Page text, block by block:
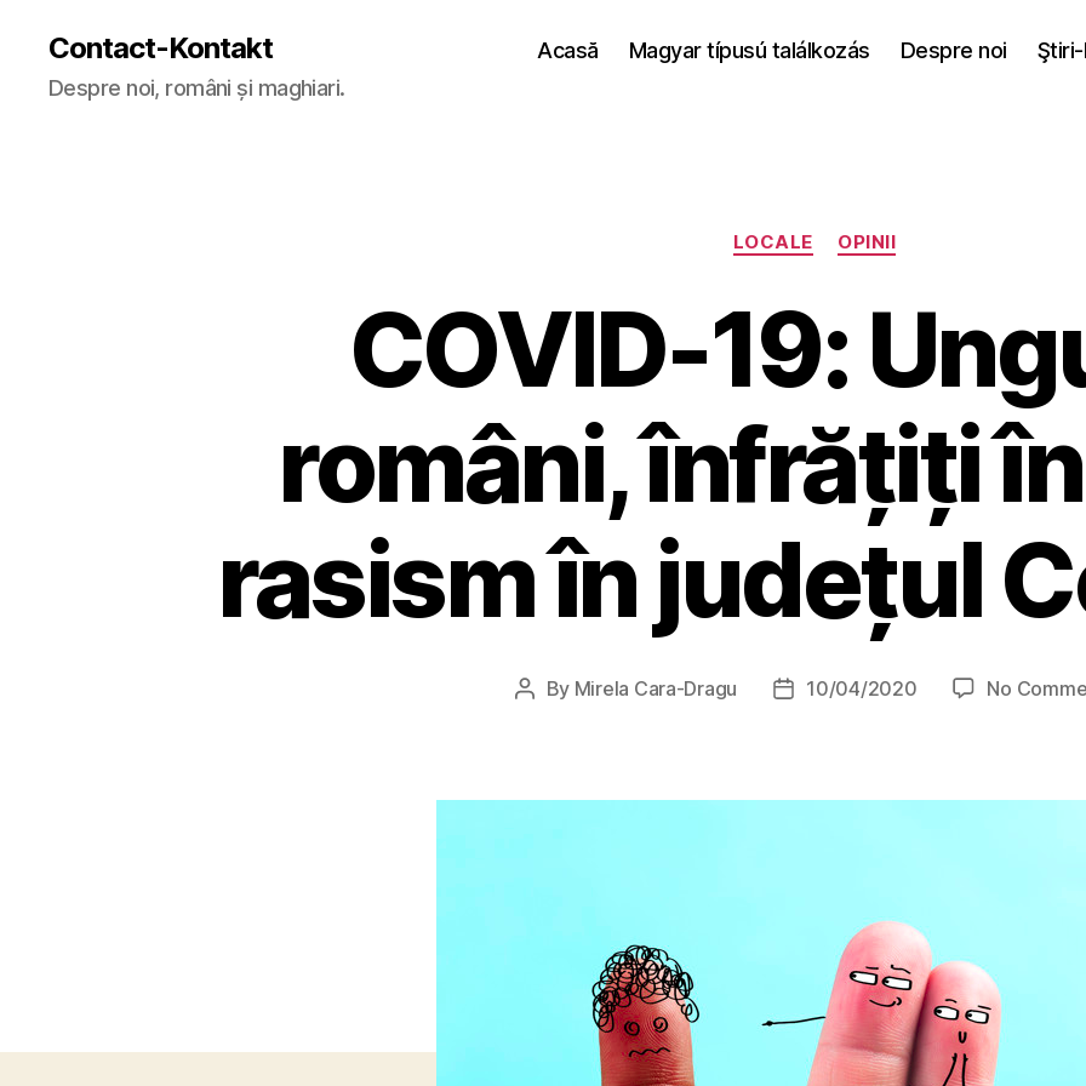
Contact-Kontakt
Despre noi, români și maghiari.
Acasă Magyar típusú találkozás Despre noi
Categories
LOCALE OPINII
COVID-19:
români, înfrățiți
rasism în județul
Post
By Mirela Cara-Dragu
Post10/04/2020 No